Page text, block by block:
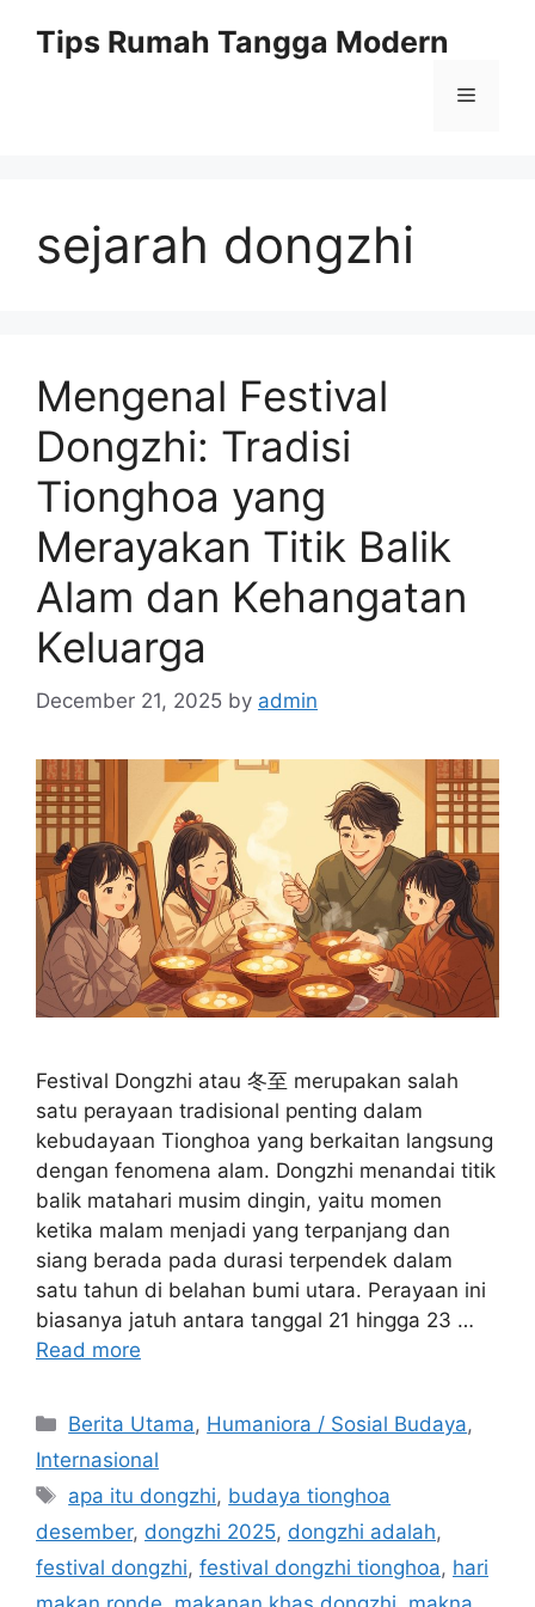
Tips Rumah Tangga Modern
Menu
sejarah dongzhi
Mengenal Festival
Dongzhi: Tradisi
Tionghoa yang
Merayakan Titik Balik
Alam dan Kehangatan
Keluarga
December 21, 2025 by admin
Festival Dongzhi atau 冬至 merupakan salah
satu perayaan tradisional penting dalam
kebudayaan Tionghoa yang berkaitan langsung
dengan fenomena alam. Dongzhi menandai titik
balik matahari musim dingin, yaitu momen
ketika malam menjadi yang terpanjang dan
siang berada pada durasi terpendek dalam
satu tahun di belahan bumi utara. Perayaan ini
biasanya jatuh antara tanggal 21 hingga 23 …
Read more
C
a
e
g
o
r
Berita Utama, Humaniora / Sosial Budaya,
Internasional
T
a
s
apa itu dongzhi, budaya tionghoa
desember, dongzhi 2025, dongzhi adalah,
festival dongzhi, festival dongzhi tionghoa, hari